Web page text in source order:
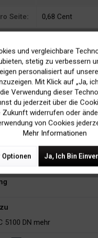
Seite: 0,68 Cent
der
Versand
5100 DN mehr
und vergleichbare
stetig zu verbessern
personalisiert auf
Mit Klick auf „Ja,
Verwendung dieser
du jederzeit über die
Zukunft widerrufen oder
von Cookies
Mehr Informationen
Optionen Ja, Ich Bin